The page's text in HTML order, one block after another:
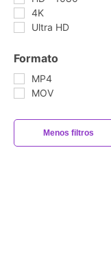
4K
Ultra HD
Formato
MP4
MOV
Menos filtros